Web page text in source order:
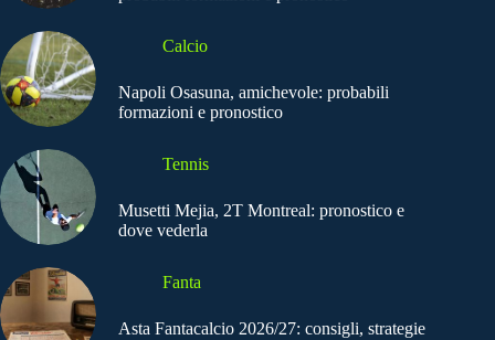
Calcio
Napoli Osasuna, amichevole: probabili
formazioni e pronostico
Tennis
Musetti Mejia, 2T Montreal: pronostico e
dove vederla
Fanta
Asta Fantacalcio 2026/27: consigli, strategie